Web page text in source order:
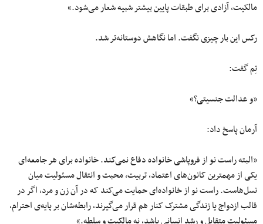
مالکیت، آزادی برای طبقات پایین بیشتر شبیه شعار می‌شود.»
رکس این بار چیزی نگفت. اما نگاهش دوستانه‌تر شد.
تِم گفت:
«و عدالت جنسیتی؟»
آرمان پاسخ داد:
«البته راست نو از فروپاشی خانواده دفاع نمی‌کند. خانواده برای هر جامعه‌ای
یکی از مهمترین کانون‌های اعتماد، تربیت، محبت و انتقال مسئولیت میان
نسل‌هاست. راست نو از خانواده‌ای حمایت می‌کند که در آن زن و مرد، اگر در
قالب ازدواج یا زندگی مشترک کنار هم قرار می‌گیرند، رابطه‌شان بر پایه‌ی احترام،